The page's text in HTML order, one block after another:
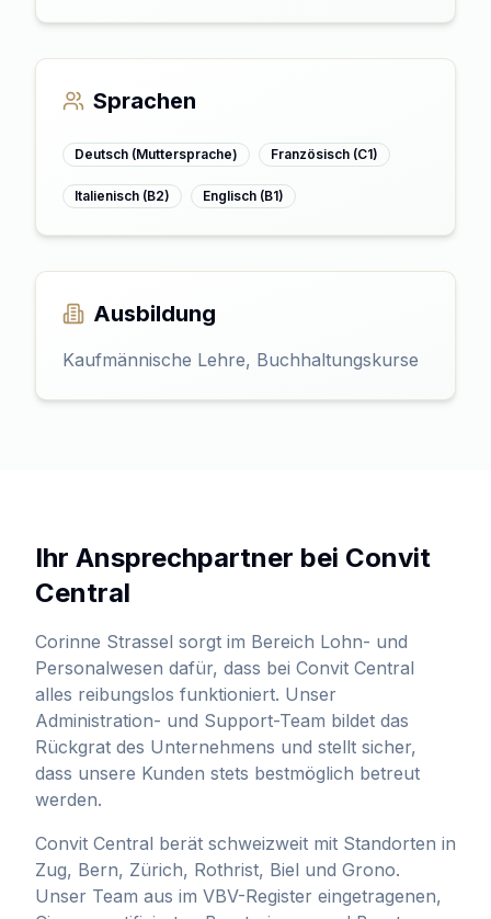
Sprachen
Deutsch (Muttersprache) Französisch (C1)
Italienisch (B2) Englisch (B1)
Ausbildung
Kaufmännische Lehre, Buchhaltungskurse
Ihr Ansprechpartner bei Convit
Central
Corinne Strassel sorgt im Bereich Lohn- und
Personalwesen dafür, dass bei Convit Central
alles reibungslos funktioniert. Unser
Administration- und Support-Team bildet das
Rückgrat des Unternehmens und stellt sicher,
dass unsere Kunden stets bestmöglich betreut
werden.
Convit Central berät schweizweit mit Standorten in
Zug, Bern, Zürich, Rothrist, Biel und Grono.
Unser Team aus im VBV-Register eingetragenen,